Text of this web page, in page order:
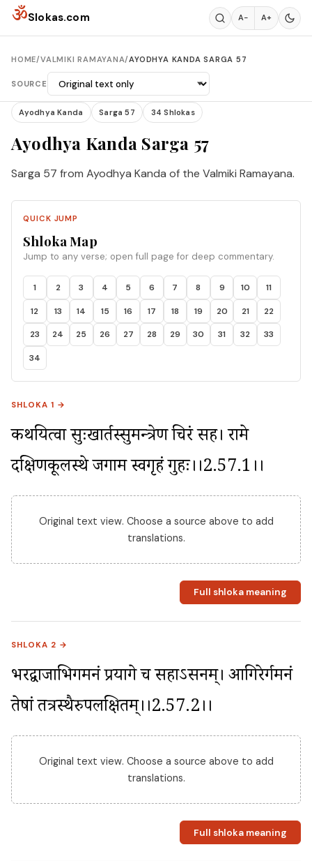
Skip to content
ॐSlokas.com A− A+
HOME/VALMIKI RAMAYANA/AYODHYA KANDA SARGA 57
SOURCE
Ayodhya Kanda Sarga 57 34 Shlokas
Ayodhya Kanda Sarga 57
Sarga 57 from Ayodhya Kanda of the Valmiki Ramayana.
QUICK JUMP
Shloka Map
Jump to any verse; open full page for deep commentary.
1 2 3 4 5 6 7 8 9 10 11
12 13 14 15 16 17 18 19 20 21 22
23 24 25 26 27 28 29 30 31 32 33
34
SHLOKA 1 →
कथयित्वा सुदुःखार्तस्सुमन्त्रेण चिरं सह। रामे
दक्षिणकूलस्थे जगाम स्वगृहं गुहः।।2.57.1।।
Original text view. Choose a source above to add
translations.
Full shloka meaning
SHLOKA 2 →
भरद्वाजाभिगमनं प्रयागे च सहाऽसनम्। आगिरेर्गमनं
तेषां तत्रस्थैरुपलक्षितम्।।2.57.2।।
Original text view. Choose a source above to add
translations.
Full shloka meaning